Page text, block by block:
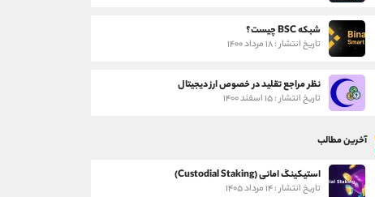
شبکه BSC چیست؟
تاریخ انتشار : ۱۸ مرداد ۱۴۰۰
نظر مراجع تقلید در خصوص ارز دیجیتال
تاریخ انتشار : ۱۵ اسفند ۱۴۰۰
آخرین مطالب
استیکینگ امانی (Custodial Staking)
تاریخ انتشار : ۱۴ مرداد ۱۴۰۵